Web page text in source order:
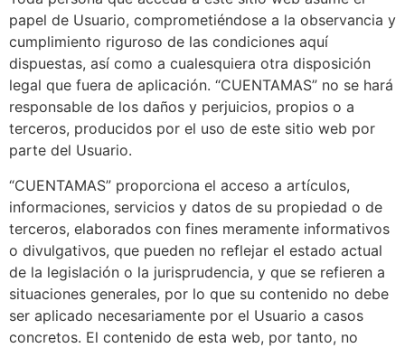
papel de Usuario, comprometiéndose a la observancia y
cumplimiento riguroso de las condiciones aquí
dispuestas, así como a cualesquiera otra disposición
legal que fuera de aplicación. “CUENTAMAS” no se hará
responsable de los daños y perjuicios, propios o a
terceros, producidos por el uso de este sitio web por
parte del Usuario.
“CUENTAMAS” proporciona el acceso a artículos,
informaciones, servicios y datos de su propiedad o de
terceros, elaborados con fines meramente informativos
o divulgativos, que pueden no reflejar el estado actual
de la legislación o la jurisprudencia, y que se refieren a
situaciones generales, por lo que su contenido no debe
ser aplicado necesariamente por el Usuario a casos
concretos. El contenido de esta web, por tanto, no